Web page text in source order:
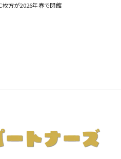
枚方が2026年春で閉館